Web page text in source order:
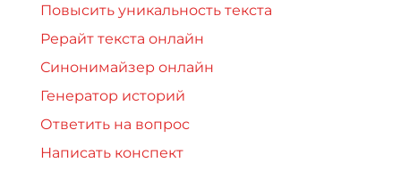
Повысить уникальность текста
Рерайт текста онлайн
Синонимайзер онлайн
Генератор историй
Ответить на вопрос
Написать конспект